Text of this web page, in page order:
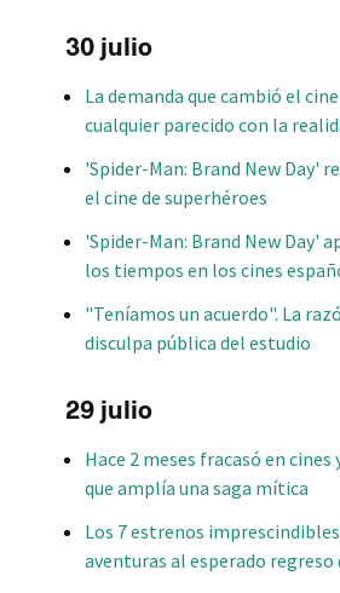
30 julio
La demanda que cambió el
cualquier parecido con la
'Spider-Man: Brand New Day'
el cine de superhéroes
'Spider-Man: Brand New Day'
los tiempos en los cines
"Teníamos un acuerdo". La
disculpa pública del estudio
29 julio
Hace 2 meses fracasó en
que amplía una saga mítica
Los 7 estrenos
aventuras al esperado regreso